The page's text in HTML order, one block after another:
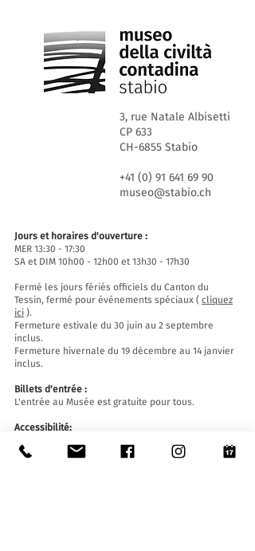
3, rue Natale Albisetti
CP 633
CH-6855 Stabio
+41 (0) 91 641 69 90
museo@stabio.ch
Jours et horaires d'ouverture :
MER 13:30 - 17:30
SA et DIM 10h00 - 12h00 et 13h30 - 17h30
Fermé les jours fériés officiels du Canton du
Tessin, fermé pour événements spéciaux ( cliquez
ici ).
Fermeture estivale du 30 juin au 2 septembre
inclus.
Fermeture hivernale du 19 décembre au 14 janvier
inclus.
Billets d'entrée :
L'entrée au Musée est gratuite pour tous.
Accessibilité:
140 cm, largeur de porte 90 cm, largeur intérieure